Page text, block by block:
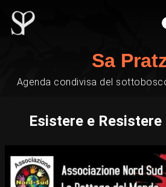
Sa
Agenda condivisa del
Esistere e